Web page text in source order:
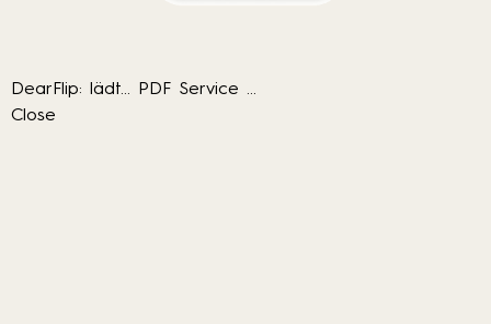
DearFlip: lädt... PDF Service ...
Close